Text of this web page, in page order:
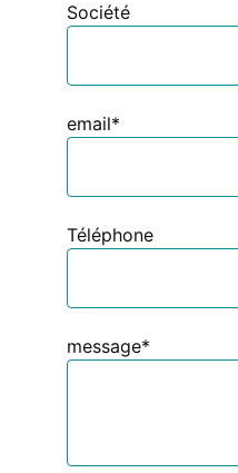
Société
email*
Téléphone
message*